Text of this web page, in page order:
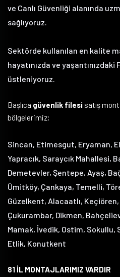
ve Canlı Güvenliği alanında
sağlıyoruz.
Sektörde kullanılan en kalite
hayatınızda ve yaşantınızdaki
üstleniyoruz.
Başlıca güvenlik filesi satış
bölgelerimiz;
Sincan, Etimesgut, Eryaman,
Yapracık, Saraycık Mahallesi,
Demetevler, Şentepe, Ayaş,
Ümitköy, Çankaya, Temelli,
Güzelkent, Alacaatlı, Keçiören,
Çukurambar, Dikmen,
Mamak, İvedik, Ostim, Sokullu,
Etlik, Konutkent
81 İL MONTAJLARIMIZ VARDIR